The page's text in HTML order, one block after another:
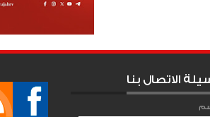
الاتصال بنا